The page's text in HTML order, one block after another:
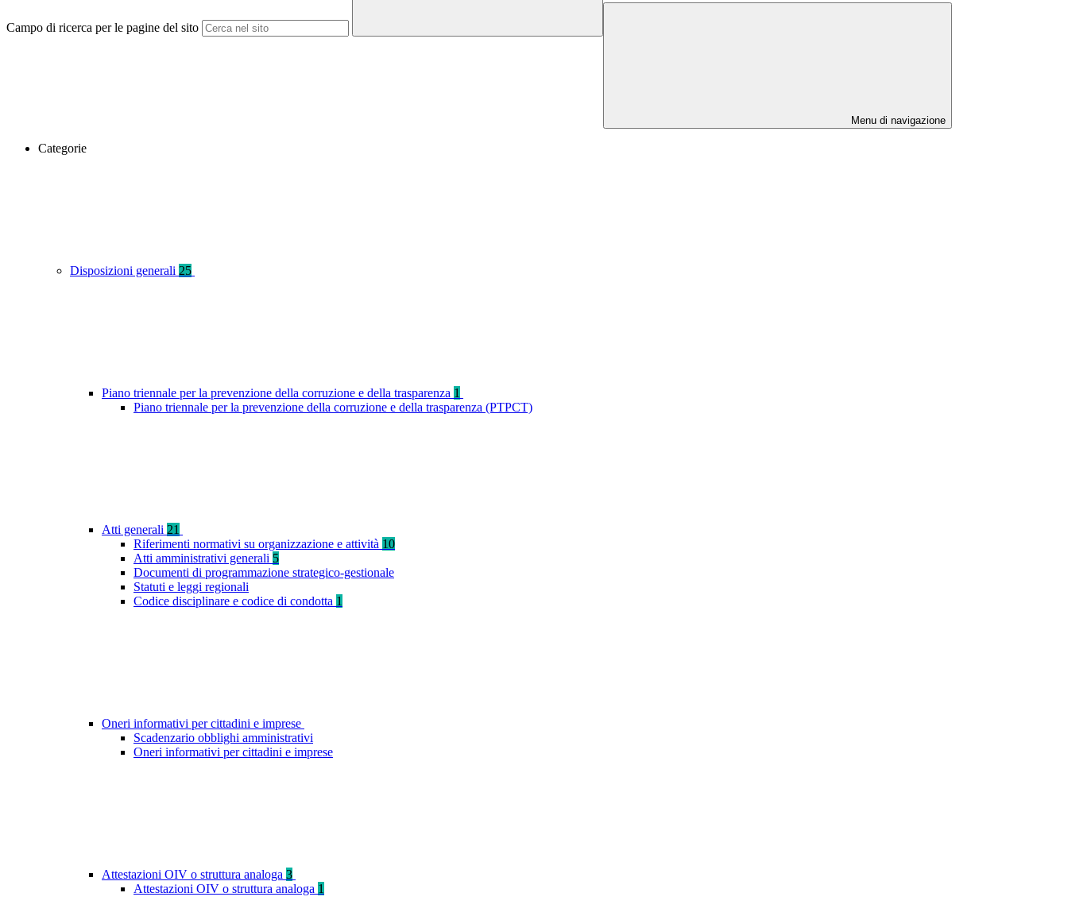
Campo di ricerca per le pagine del sito
Menu di navigazione
Categorie
Disposizioni generali 25
Piano triennale per la prevenzione della corruzione e della trasparenza 1
Piano triennale per la prevenzione della corruzione e della trasparenza (PTPCT)
Atti generali 21
Riferimenti normativi su organizzazione e attività 10
Atti amministrativi generali 5
Documenti di programmazione strategico-gestionale
Statuti e leggi regionali
Codice disciplinare e codice di condotta 1
Oneri informativi per cittadini e imprese
Scadenzario obblighi amministrativi
Oneri informativi per cittadini e imprese
Attestazioni OIV o struttura analoga 3
Attestazioni OIV o struttura analoga 1